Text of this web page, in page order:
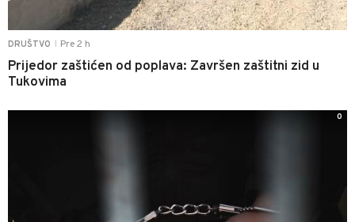
DRUŠTVO Pre 2 h
Prijedor zaštićen od poplava: Završen zaštitni zid u
Tukovima
0